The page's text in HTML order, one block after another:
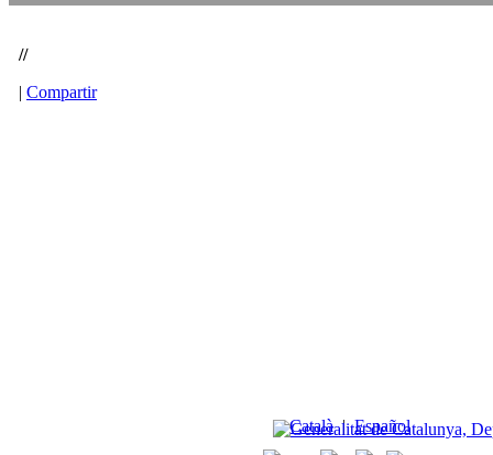
//
| Compartir
Català | Español